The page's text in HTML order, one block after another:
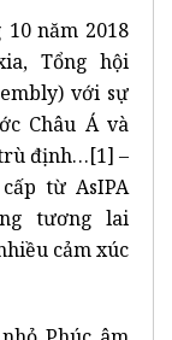
năm 2018
Tổng hội
với sự
Châu Á và
định…[1] –
từ AsIPA
tương lai
cảm xúc